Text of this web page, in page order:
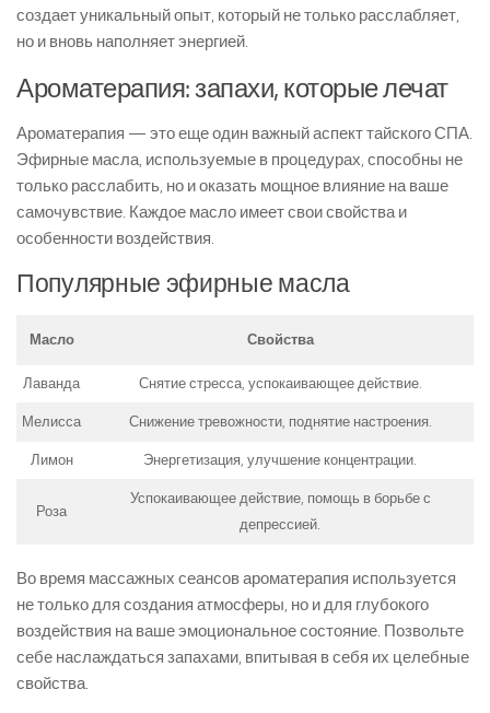
создает уникальный опыт, который не только расслабляет,
но и вновь наполняет энергией.
Ароматерапия: запахи, которые лечат
Ароматерапия — это еще один важный аспект тайского СПА.
Эфирные масла, используемые в процедурах, способны не
только расслабить, но и оказать мощное влияние на ваше
самочувствие. Каждое масло имеет свои свойства и
особенности воздействия.
Популярные эфирные масла
Масло Свойства
Лаванда Снятие стресса, успокаивающее действие.
Мелисса Снижение тревожности, поднятие настроения.
Лимон Энергетизация, улучшение концентрации.
Роза
Успокаивающее действие, помощь в борьбе с
депрессией.
Во время массажных сеансов ароматерапия используется
не только для создания атмосферы, но и для глубокого
воздействия на ваше эмоциональное состояние. Позвольте
себе наслаждаться запахами, впитывая в себя их целебные
свойства.